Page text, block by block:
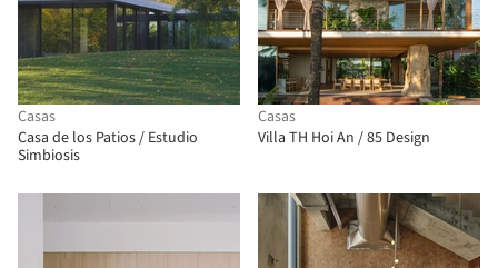
Casas
Casa de los Patios / Estudio
Simbiosis
Casas
Villa TH Hoi An / 85 Design